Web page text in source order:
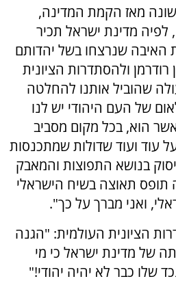
מאז הקמת המדינה,
מדינת ישראל תכיר
האיבה שנרצחו בשל יהדותם
רודרמן ולהסתדרות הציונית
שהוביל אותנו להחלטה
של העם היהודי יש לנו
הוא, בכל מקום מסביב
עוד ועוד שדולות שמתכנסות
בנושא התפוצות והמאבק
תופס תאוצה בשיח הישראלי
ואני מברך על כך".
הציונית העולמית: "הגנה
של מדינת ישראל כי מי
שלו כבר לא יהיה יהודי!"